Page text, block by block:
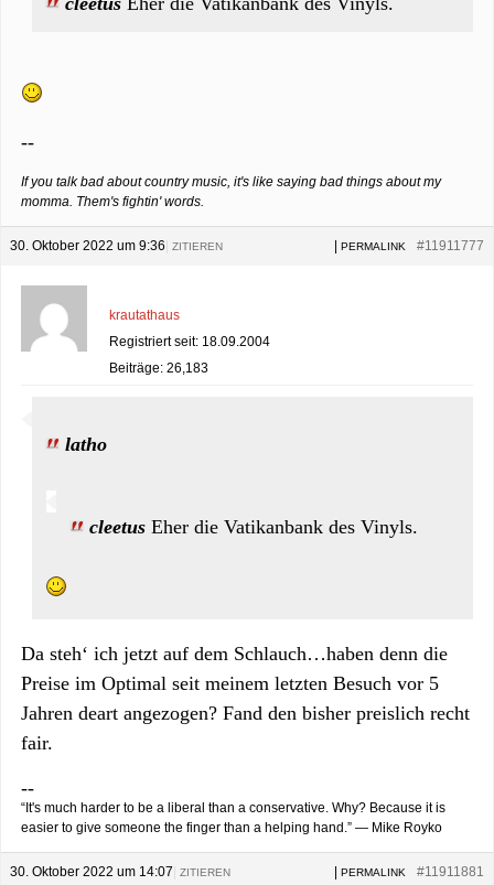
--
If you talk bad about country music, it's like saying bad things about my
momma. Them's fightin' words.
30. Oktober 2022 um 9:36 #11911777
PERMALINK
ZITIEREN
krautathaus
Registriert seit: 18.09.2004
Beiträge: 26,183
latho
cleetus Eher die Vatikanbank des Vinyls.
Da steh‘ ich jetzt auf dem Schlauch…haben denn die
Preise im Optimal seit meinem letzten Besuch vor 5
Jahren deart angezogen? Fand den bisher preislich recht
fair.
--
“It's much harder to be a liberal than a conservative. Why? Because it is
easier to give someone the finger than a helping hand.” — Mike Royko
30. Oktober 2022 um 14:07 #11911881
PERMALINK
ZITIEREN